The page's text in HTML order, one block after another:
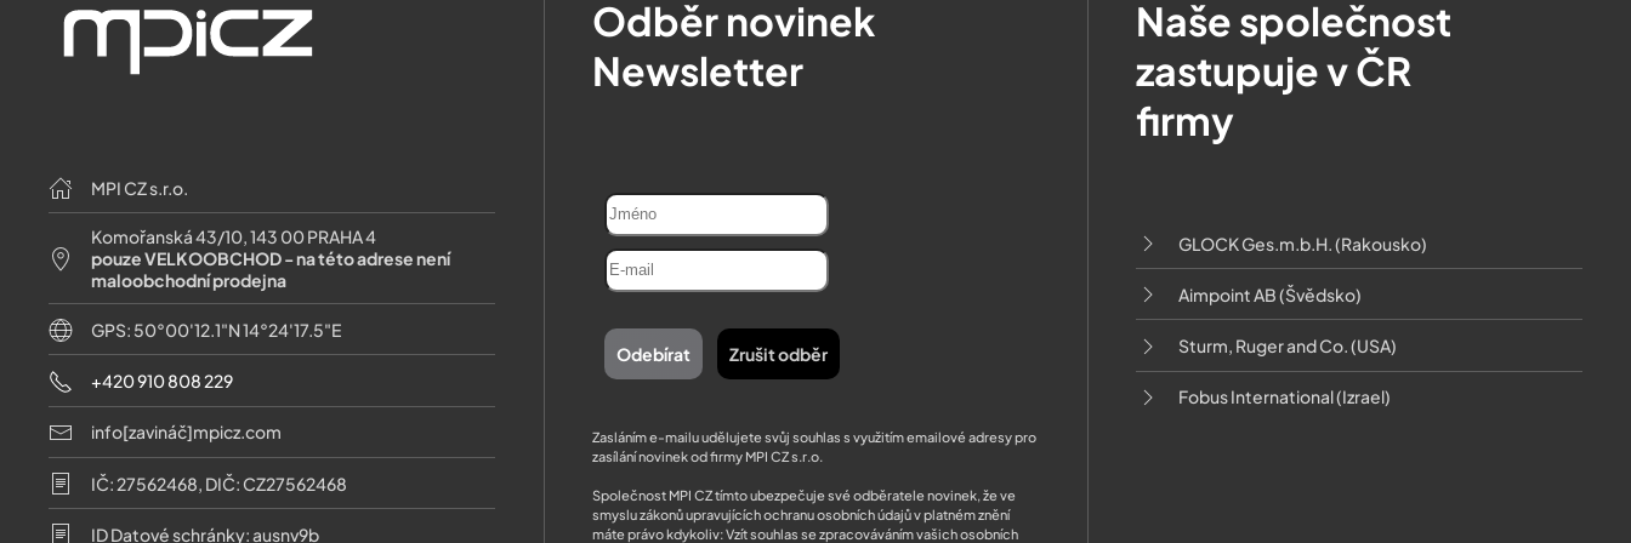
MPI CZ s.r.o.
Komořanská 43/10, 143 00 PRAHA 4
pouze VELKOOBCHOD - na této adrese není
maloobchodní prodejna
GPS: 50°00'12.1"N 14°24'17.5"E
+420 910 808 229
info[zavináč]mpicz.com
IČ: 27562468, DIČ: CZ27562468
ID Datové schránky: ausnv9b
Odběr novinek
Newsletter
Zasláním e-mailu udělujete svůj souhlas s využitím emailové adresy pro
zasílání novinek od firmy MPI CZ s.r.o.
Společnost MPI CZ tímto ubezpečuje své odběratele novinek, že ve
smyslu zákonů upravujících ochranu osobních údajů v platném znění
máte právo kdykoliv: Vzít souhlas se zpracováváním vašich osobních
Naše společnost
zastupuje v ČR
firmy
GLOCK Ges.m.b.H. (Rakousko)
Aimpoint AB (Švědsko)
Sturm, Ruger and Co. (USA)
Fobus International (Izrael)